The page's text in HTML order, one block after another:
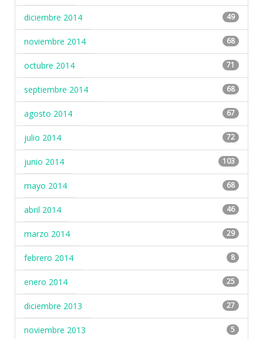
diciembre 2014 49
noviembre 2014 68
octubre 2014 71
septiembre 2014 68
agosto 2014 67
julio 2014 72
junio 2014 103
mayo 2014 68
abril 2014 46
marzo 2014 29
febrero 2014 8
enero 2014 25
diciembre 2013 27
noviembre 2013 5